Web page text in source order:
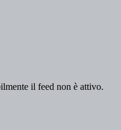
il feed non è attivo.